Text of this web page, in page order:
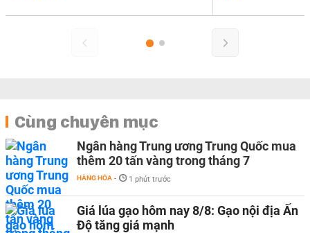
Cùng chuyên mục
Ngân hàng Trung ương Trung Quốc mua
thêm 20 tấn vàng trong tháng 7
HÀNG HÓA - 1 phút trước
Giá lúa gạo hôm nay 8/8: Gạo nội địa Ấn
Độ tăng giá mạnh